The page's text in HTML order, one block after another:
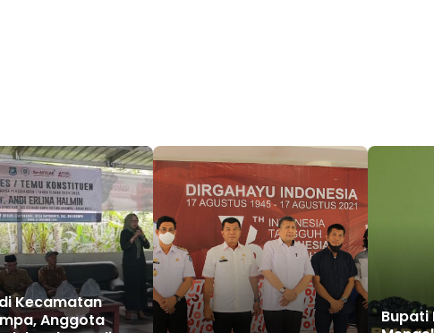
Kecamatan
Anggota
Bupati